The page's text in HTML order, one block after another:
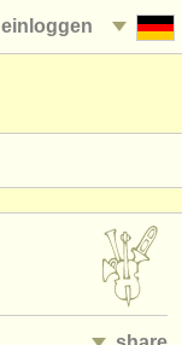
einloggen